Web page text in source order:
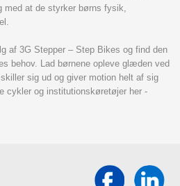
med at de styrker børns fysik,
af 3G Stepper – Step Bikes og find den
behov. Lad børnene opleve glæden ved
sig ud og giver motion helt af sig
cykler og institutionskøretøjer her -